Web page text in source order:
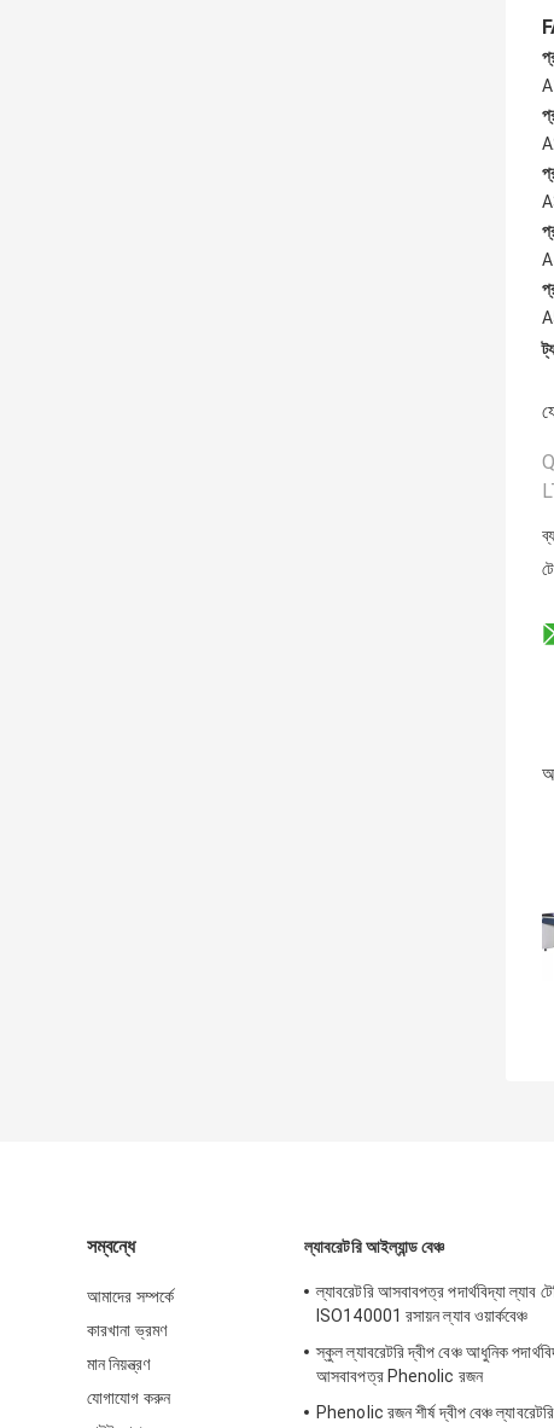
সম্বন্ধে
আমাদের সম্পর্কে
কারখানা ভ্রমণ
মান নিয়ন্ত্রণ
যোগাযোগ করুন
ল্যাবরেটরি আইল্যান্ড বেঞ্চ
ল্যাবরেটরি আসবাবপত্র পদার্থবিদ্যা ল্যাব
ISO140001 রসায়ন ল্যাব ওয়ার্কবেঞ্চ
স্কুল ল্যাবরেটরি দ্বীপ বেঞ্চ আধুনিক
আসবাবপত্র Phenolic রজন
Phenolic রজন শীর্ষ দ্বীপ বেঞ্চ